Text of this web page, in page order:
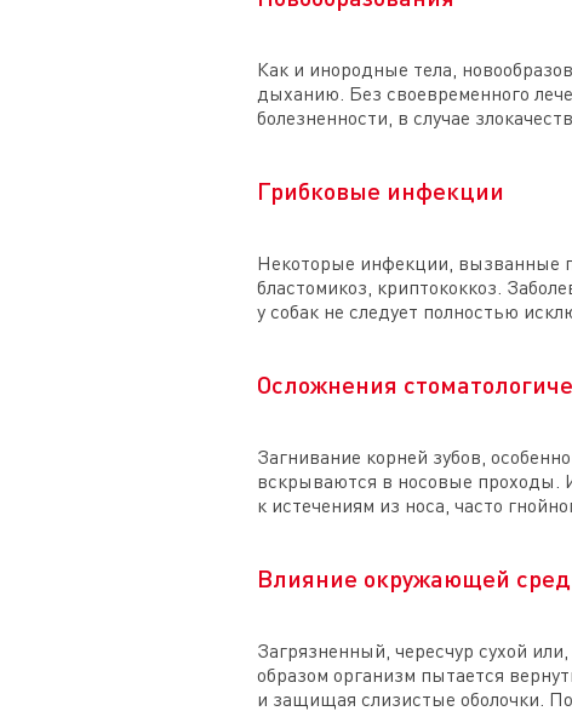
Как и инородные тела,
дыханию. Без своевременного
болезненности, в случае
Грибковые инфекции
Некоторые инфекции, вызванные
бластомикоз, криптококкоз.
у собак не следует полностью
Осложнения
Загнивание корней зубов,
вскрываются в носовые проходы.
к истечениям из носа, часто
Влияние окружающей
Загрязненный, чересчур сухой
образом организм пытается
и защищая слизистые оболочки.